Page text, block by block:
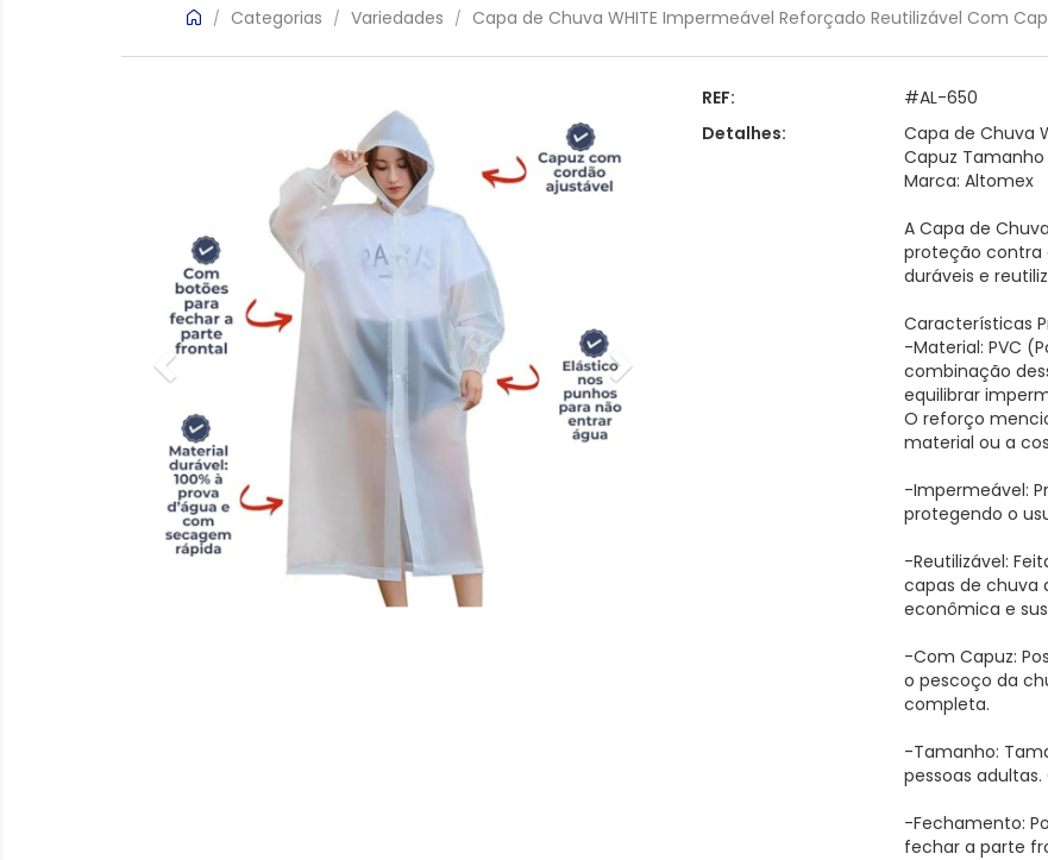
/ Categorias / Variedades / Capa de Chuva WHITE Impermeável Reforçado Reutilizável Com
REF:
#AL-650
Detalhes:
Capa de Chuva
Capuz Tamanho
Marca: Altomex
A Capa de
proteção contra
duráveis e
Características
-Material: PVC
combinação
equilibrar
O reforço
material ou a
-Impermeável:
protegendo o
-Reutilizável:
capas de chuva
econômica e
-Com Capuz:
o pescoço da
completa.
-Tamanho:
pessoas
-Fechamento:
fechar a parte